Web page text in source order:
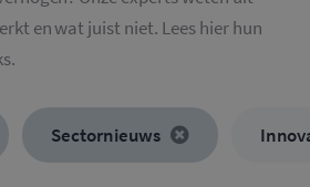
en wat juist niet. Lees hier hun
Sectornieuws